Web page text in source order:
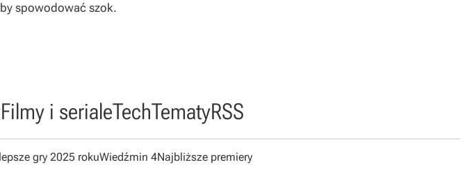
spowodować szok.
Filmy i serialeTechTematyRSS
gry 2025 rokuWiedźmin 4Najbliższe premiery